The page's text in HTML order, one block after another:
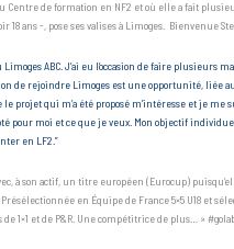
Centre de formation en NF2 et où elle a fait
18 ans -, pose ses valises à Limoges. Bienvenue
ABC. J’ai eu l’occasion de faire plusieurs
de rejoindre Limoges est une opportunité,
projet qui m’a été proposé m’intéresse et je
pour moi et ce que je veux. Mon objectif
en LF2.”
à son actif, un titre européen (Eurocup)
en Équipe de France 5×5 U18 et
1×1 et de P&R. Une compétitrice de plus… »